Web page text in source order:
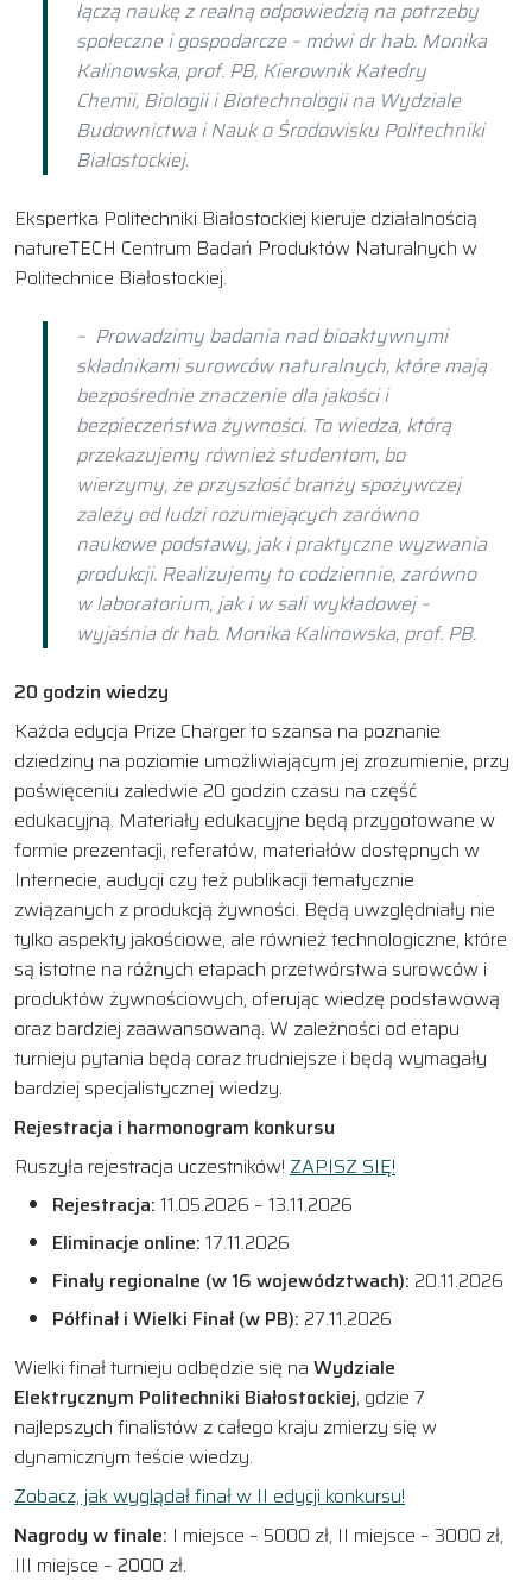
łączą naukę z realną odpowiedzią na potrzeby
społeczne i gospodarcze – mówi dr hab. Monika
Kalinowska, prof. PB, Kierownik Katedry
Chemii, Biologii i Biotechnologii na Wydziale
Budownictwa i Nauk o Środowisku Politechniki
Białostockiej.
Ekspertka Politechniki Białostockiej kieruje działalnością
natureTECH Centrum Badań Produktów Naturalnych w
Politechnice Białostockiej.
– Prowadzimy badania nad bioaktywnymi
składnikami surowców naturalnych, które mają
bezpośrednie znaczenie dla jakości i
bezpieczeństwa żywności. To wiedza, którą
przekazujemy również studentom, bo
wierzymy, że przyszłość branży spożywczej
zależy od ludzi rozumiejących zarówno
naukowe podstawy, jak i praktyczne wyzwania
produkcji. Realizujemy to codziennie, zarówno
w laboratorium, jak i w sali wykładowej –
wyjaśnia dr hab. Monika Kalinowska, prof. PB.
20 godzin wiedzy
Każda edycja Prize Charger to szansa na poznanie
dziedziny na poziomie umożliwiającym jej zrozumienie, przy
poświęceniu zaledwie 20 godzin czasu na część
edukacyjną. Materiały edukacyjne będą przygotowane w
formie prezentacji, referatów, materiałów dostępnych w
Internecie, audycji czy też publikacji tematycznie
związanych z produkcją żywności. Będą uwzględniały nie
tylko aspekty jakościowe, ale również technologiczne, które
są istotne na różnych etapach przetwórstwa surowców i
produktów żywnościowych, oferując wiedzę podstawową
oraz bardziej zaawansowaną. W zależności od etapu
turnieju pytania będą coraz trudniejsze i będą wymagały
bardziej specjalistycznej wiedzy.
Rejestracja i harmonogram konkursu
Ruszyła rejestracja uczestników! ZAPISZ SIĘ!
Rejestracja: 11.05.2026 – 13.11.2026
Eliminacje online: 17.11.2026
Finały regionalne (w 16 województwach): 20.11.2026
Półfinał i Wielki Finał (w PB): 27.11.2026
Wielki finał turnieju odbędzie się na Wydziale
Elektrycznym Politechniki Białostockiej, gdzie 7
najlepszych finalistów z całego kraju zmierzy się w
dynamicznym teście wiedzy.
Zobacz, jak wyglądał finał w II edycji konkursu!
Nagrody w finale: I miejsce – 5000 zł, II miejsce – 3000 zł,
III miejsce – 2000 zł.